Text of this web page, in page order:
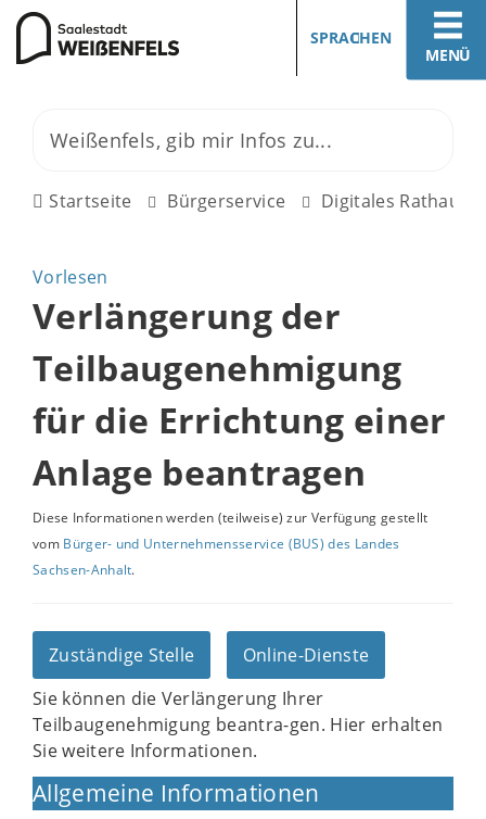
MENÜ
SPRACHEN
Startseite Bürgerservice Digitales Rathaus
Vorlesen
Verlängerung der
Teilbaugenehmigung
für die Errichtung einer
Anlage beantragen
Diese Informationen werden (teilweise) zur Verfügung gestellt
vom Bürger- und Unternehmensservice (BUS) des Landes
Sachsen-Anhalt.
Zuständige Stelle
Online-Dienste
Sie können die Verlängerung Ihrer
Teilbaugenehmigung beantra-gen. Hier erhalten
Sie weitere Informationen.
Allgemeine Informationen